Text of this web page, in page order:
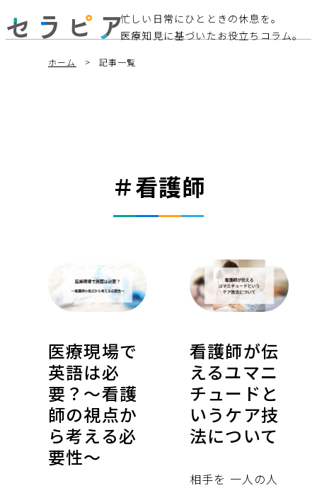
忙しい日常にひとときの休息を。
医療知見に基づいたお役立ちコラム。
ホーム 記事一覧
＃看護師
医療現場で
英語は必
要？～看護
師の視点か
ら考える必
要性～
看護師が伝
えるユマニ
チュードと
いうケア技
法について
相手を 一人の人